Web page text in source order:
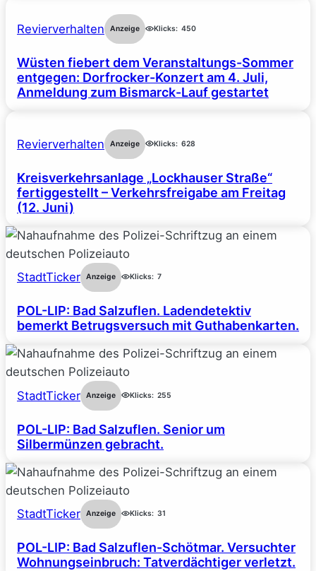
Revierverhalten Anzeige Klicks: 450
Wüsten fiebert dem Veranstaltungs-Sommer
entgegen: Dorfrocker-Konzert am 4. Juli,
Anmeldung zum Bismarck-Lauf gestartet
Revierverhalten Anzeige Klicks: 628
Kreisverkehrsanlage „Lockhauser Straße“
fertiggestellt – Verkehrsfreigabe am Freitag
(12. Juni)
StadtTicker Anzeige Klicks: 7
POL-LIP: Bad Salzuflen. Ladendetektiv
bemerkt Betrugsversuch mit Guthabenkarten.
StadtTicker Anzeige Klicks: 255
POL-LIP: Bad Salzuflen. Senior um
Silbermünzen gebracht.
StadtTicker Anzeige Klicks: 31
POL-LIP: Bad Salzuflen-Schötmar. Versuchter
Wohnungseinbruch: Tatverdächtiger verletzt.